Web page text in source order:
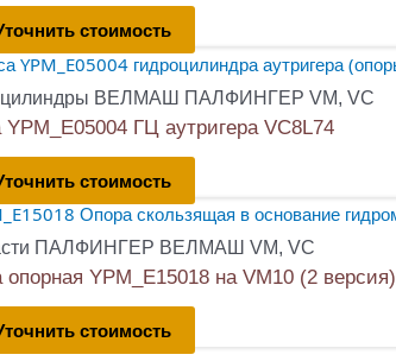
стоимость
ВЕЛМАШ ПАЛФИНГЕР VM, VC
YPM_E05004 ГЦ аутригера VC8L74
стоимость
ПАЛФИНГЕР ВЕЛМАШ VM, VC
опорная YPM_E15018 на VM10 (2 версия)
стоимость